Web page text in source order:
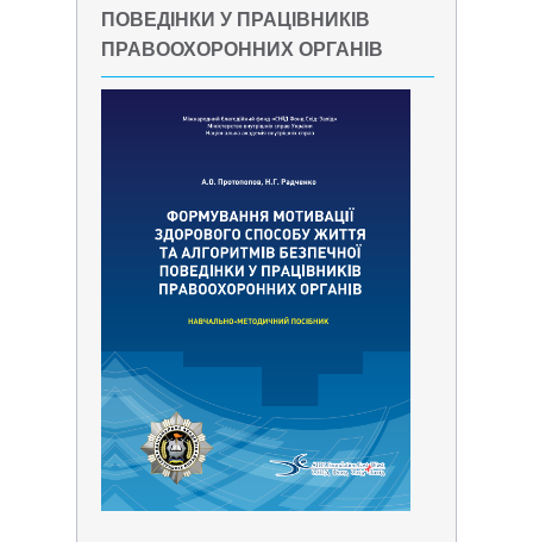
працівників правоохоронних органів
ПОВЕДІНКИ У ПРАЦІВНИКІВ
ПРАВООХОРОННИХ ОРГАНІВ